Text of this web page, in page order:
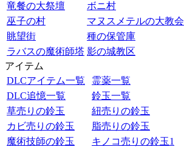
竜餐の大祭壇
ボニ村
巫子の村
マヌスメテルの大教会
眺望街
種の保管庫
ラバスの魔術師塔 影の城教区
アイテム
DLCアイテム一覧
霊薬一覧
DLC追憶一覧
鈴玉一覧
草売りの鈴玉
紐売りの鈴玉
カビ売りの鈴玉
脂売りの鈴玉
魔術技師の鈴玉
キノコ売りの鈴玉1